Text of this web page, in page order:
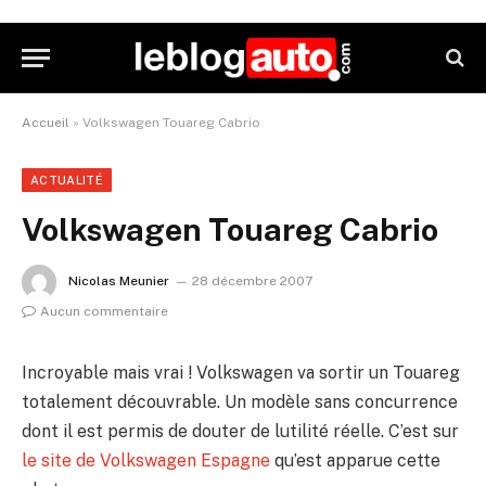
Accueil » Volkswagen Touareg Cabrio
ACTUALITÉ
Volkswagen Touareg Cabrio
Nicolas Meunier
28 décembre 2007
Aucun commentaire
Incroyable mais vrai ! Volkswagen va sortir un Touareg
totalement découvrable. Un modèle sans concurrence
dont il est permis de douter de lutilité réelle. C’est sur
le site de Volkswagen Espagne qu’est apparue cette